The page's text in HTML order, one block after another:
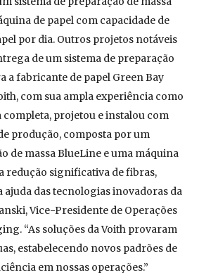
de papel com capacidade de
por dia. Outros projetos notáveis
de um sistema de preparação
a fabricante de papel Green Bay
com sua ampla experiência como
projetou e instalou com
produção, composta por um
de massa BlueLine e uma máquina
redução significativa de fibras,
ajuda das tecnologias inovadoras da
Vice-Presidente de Operações
“As soluções da Voith provaram
estabelecendo novos padrões de
em nossas operações.”